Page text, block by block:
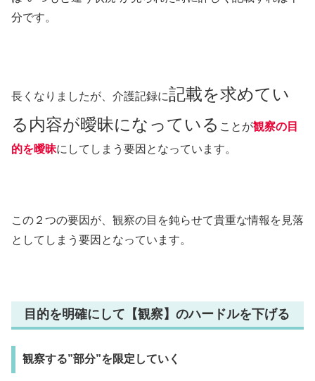
分です。
長くなりましたが、介護記録に記載を求めてい
る内容が曖昧になっている ことが観察の目
的を曖昧にしてしまう要因となっています。
この２つの要因が、観察の目を鈍らせて貴重な情報を見落
としてしまう要因となっています。
目的を明確にして【観察】のハードルを下げる
観察する”部分”を限定していく